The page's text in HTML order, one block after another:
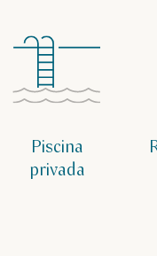
Piscina
privada